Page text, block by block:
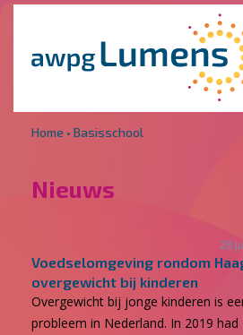
Home • Basisschool
Nieuws
28
Voedselomgeving rondom
overgewicht bij kinderen
Overgewicht bij jonge kinderen is
probleem in Nederland. In 2019 had